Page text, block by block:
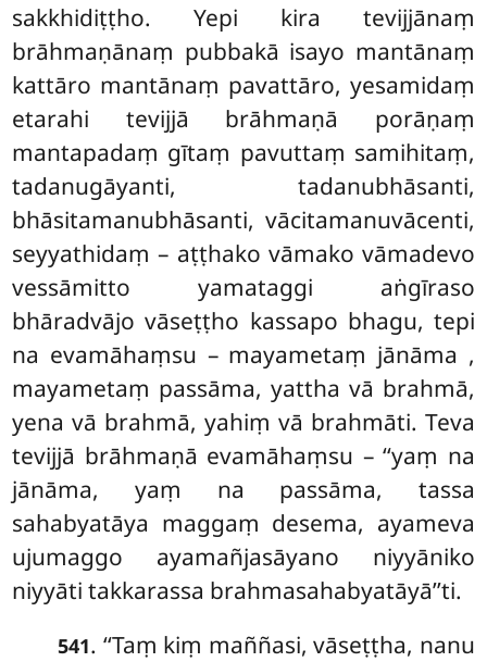
sakkhidiṭṭho. Yepi kira tevijjānaṃ
brāhmaṇānaṃ pubbakā isayo mantānaṃ
kattāro mantānaṃ pavattāro, yesamidaṃ
etarahi tevijjā brāhmaṇā porāṇaṃ
mantapadaṃ gītaṃ pavuttaṃ samihitaṃ,
tadanugāyanti, tadanubhāsanti,
bhāsitamanubhāsanti, vācitamanuvācenti,
seyyathidaṃ – aṭṭhako vāmako vāmadevo
vessāmitto yamataggi aṅgīraso
bhāradvājo vāseṭṭho kassapo bhagu, tepi
na evamāhaṃsu – mayametaṃ jānāma ,
mayametaṃ passāma, yattha vā brahmā,
yena vā brahmā, yahiṃ vā brahmāti. Teva
tevijjā brāhmaṇā evamāhaṃsu – ‘‘yaṃ na
jānāma, yaṃ na passāma, tassa
sahabyatāya maggaṃ desema, ayameva
ujumaggo ayamañjasāyano niyyāniko
niyyāti takkarassa brahmasahabyatāyā’’ti.
541. ‘‘Taṃ kiṃ maññasi, vāseṭṭha, nanu